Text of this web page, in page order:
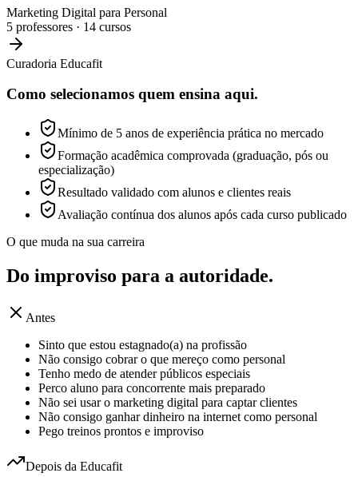
Marketing Digital para Personal
5 professores · 14 cursos
Curadoria Educafit
Como selecionamos quem ensina aqui.
Mínimo de 5 anos de experiência prática no mercado
Formação acadêmica comprovada (graduação, pós ou
especialização)
Resultado validado com alunos e clientes reais
Avaliação contínua dos alunos após cada curso publicado
O que muda na sua carreira
Do improviso para a autoridade.
Antes
Sinto que estou estagnado(a) na profissão
Não consigo cobrar o que mereço como personal
Tenho medo de atender públicos especiais
Perco aluno para concorrente mais preparado
Não sei usar o marketing digital para captar clientes
Não consigo ganhar dinheiro na internet como personal
Pego treinos prontos e improviso
Depois da Educafit